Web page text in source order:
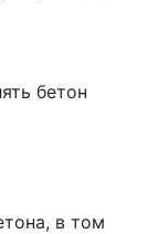
бетон
в том